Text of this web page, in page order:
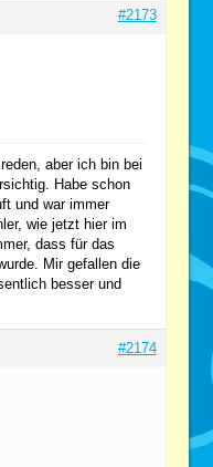
#2173
aber ich bin bei
Habe schon
und war immer
wie jetzt hier im
dass für das
Mir gefallen die
besser und
#2174